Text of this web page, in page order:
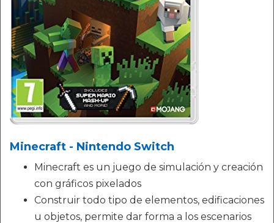
Minecraft - Nintendo Switch
Minecraft es un juego de simulación y creación
con gráficos pixelados
Construir todo tipo de elementos, edificaciones
u objetos, permite dar forma a los escenarios